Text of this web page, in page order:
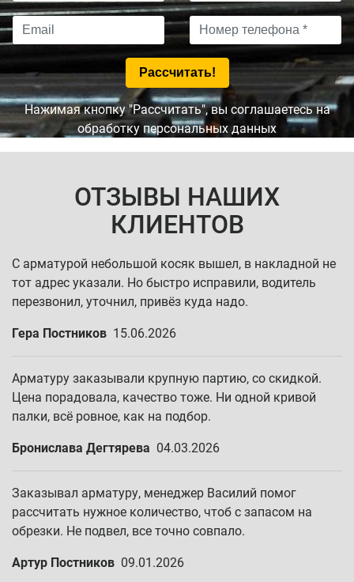
Нажимая кнопку "Рассчитать", вы соглашаетесь на
обработку персональных данных
ОТЗЫВЫ НАШИХ
КЛИЕНТОВ
С арматурой небольшой косяк вышел, в накладной не
тот адрес указали. Но быстро исправили, водитель
перезвонил, уточнил, привёз куда надо.
Гера Постников 15.06.2026
Арматуру заказывали крупную партию, со скидкой.
Цена порадовала, качество тоже. Ни одной кривой
палки, всё ровное, как на подбор.
Бронислава Дегтярева 04.03.2026
Заказывал арматуру, менеджер Василий помог
рассчитать нужное количество, чтоб с запасом на
обрезки. Не подвел, все точно совпало.
Артур Постников 09.01.2026